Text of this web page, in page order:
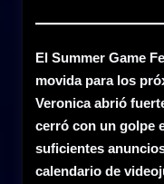
El Summer Game
movida para los
Veronica abrió
cerró con un golpe
suficientes
calendario de